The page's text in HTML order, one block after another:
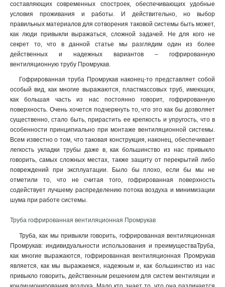
составляющих современных спостроек, обеспечивающих удобные
условия проживания и работы. И действительно, но выбор
правильных материалов для сотворения таковой системы быть может,
как люди привыкли выражаться, сложной задачей. Не для кого не
секрет то, что в данной статье мы разглядим один из более
действенных и надежных вариантов – гофрированную
вентиляционную трубу Промрукав.
Гофрированная труба Промрукав наконец-то представляет собой
особый вид, как многие выражаются, пластмассовых труб, имеющих,
как большая часть из нас постоянно говорит, гофрированную
поверхность. Очень хочется подчеркнуть то, что это как бы дозволяет
существенно, стало быть, прирастить ее крепкость и упругость, что в
особенности принципиально при монтаже вентиляционной системы.
Всем известно о том, что таковая конструкция, наконец, обеспечивает
легкость укладки трубы даже в, как большинство из нас привыкло
говорить, самых сложных местах, также защиту от перекрытий либо
повреждений при эксплуатации. Было бы плохо, если бы мы не
отметили то, что не считая того, гофрированная поверхность
содействует лучшему распределению потока воздуха и минимизации
шума при работе системы.
Труба гофрированная вентиляционная Промрукав
Труба, как мы привыкли говорить, гофрированная вентиляционная
Промрукав: индивидуальности использования и преимуществаТруба,
как многие выражаются, гофрированная вентиляционная Промрукав
является, как мы выражаемся, надежным и, как большинство из нас
привыкло говорить, действенным решением для систем вентиляции и